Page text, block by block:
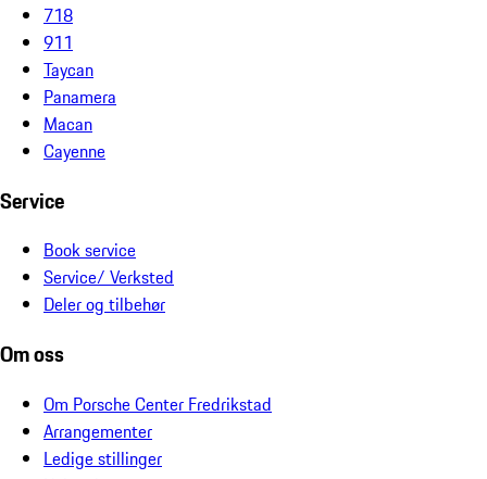
718
911
Taycan
Panamera
Macan
Cayenne
Service
Book service
Service/ Verksted
Deler og tilbehør
Om oss
Om Porsche Center Fredrikstad
Arrangementer
Ledige stillinger